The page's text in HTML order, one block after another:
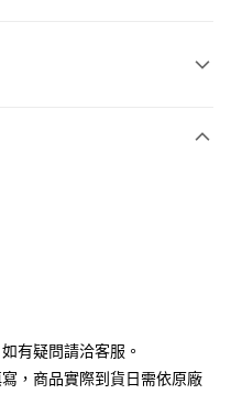
有疑問請洽客服。
，商品實際到貨日需依原廠